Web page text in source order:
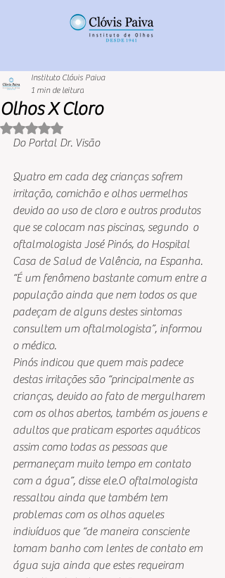
Olhos X Cloro
Instituto Clóvis Paiva
1 min de leitura
Avaliado com NaN de 5 estrelas.
Do Portal Dr. Visão
Quatro em cada dez crianças sofrem
irritação, comichão e olhos vermelhos
devido ao uso de cloro e outros produtos
que se colocam nas piscinas, segundo  o
oftalmologista José Pinós, do Hospital
Casa de Salud de Valência, na Espanha.
“É um fenômeno bastante comum entre a
população ainda que nem todos os que
padeçam de alguns destes sintomas
consultem um oftalmologista”, informou
o médico.
Pinós indicou que quem mais padece
destas irritações são “principalmente as
crianças, devido ao fato de mergulharem
com os olhos abertos, também os jovens e
adultos que praticam esportes aquáticos
assim como todas as pessoas que
permaneçam muito tempo em contato
com a água”, disse ele.O oftalmologista
ressaltou ainda que também tem
problemas com os olhos aqueles
indivíduos que “de maneira consciente
tomam banho com lentes de contato em
água suja ainda que estes requeiram